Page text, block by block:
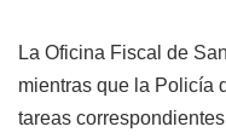
La Oficina Fiscal de
mientras que la Policía
tareas